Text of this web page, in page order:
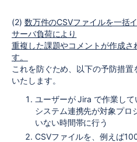
(2) 数万件のCSVファイルを一括
サーバ負荷により
重複した課題やコメントが作成さ
す。
これを防ぐため、以下の予防措
いたします。
ユーザーが Jira で作業し
システム連携先が対象プロ
いない時間帯に行う
CSVファイルを、例えば